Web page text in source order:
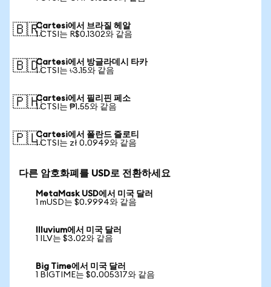
🇧🇷Cartesi에서 브라질 헤알
1 CTSI는 R$0.1302와 같음
🇧🇩Cartesi에서 방글라데시 타카
1 CTSI는 ৳3.15와 같음
🇵🇭Cartesi에서 필리핀 페소
1 CTSI는 ₱1.55와 같음
🇵🇱Cartesi에서 폴란드 즐로티
1 CTSI는 zł 0.0949와 같음
다른 암호화폐를 USD로 전환하세요
MetaMask USD에서 미국 달러
1 mUSD는 $0.9994와 같음
Illuvium에서 미국 달러
1 ILV는 $3.02와 같음
Big Time에서 미국 달러
1 BIGTIME는 $0.005317와 같음